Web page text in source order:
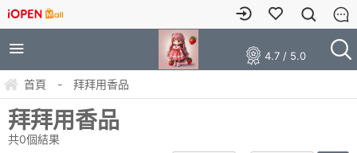
4.7 / 5.0
首頁 - 拜拜用香品
拜拜用香品
共0個結果